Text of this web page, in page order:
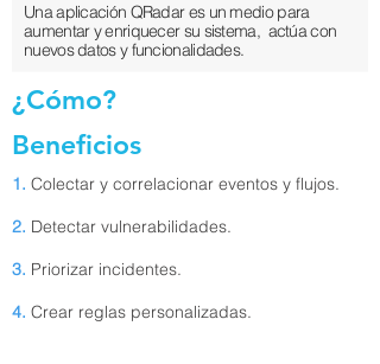
Una aplicación QRadar es un medio para
aumentar y enriquecer su sistema, actúa con
nuevos datos y funcionalidades.
¿Cómo?
Beneficios
1. Colectar y correlacionar eventos y flujos.
2. Detectar vulnerabilidades.
3. Priorizar incidentes.
4. Crear reglas personalizadas.